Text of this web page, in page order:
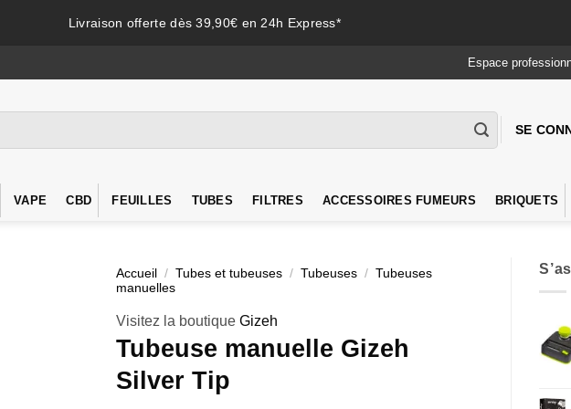
Livraison offerte dès 39,90€ en 24h Express*
Espace
SE
VAPE CBD FEUILLES TUBES FILTRES ACCESSOIRES FUMEURS BRIQUETS
Accueil / Tubes et tubeuses / Tubeuses / Tubeuses
manuelles
Visitez la boutique Gizeh
Tubeuse manuelle Gizeh
Silver Tip